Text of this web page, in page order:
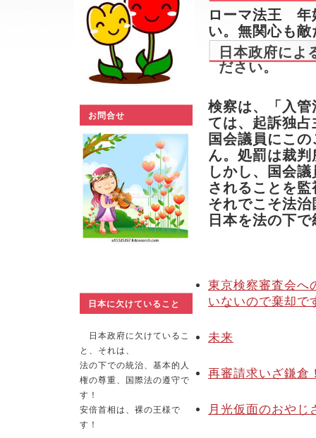
ローマ法王 年
い。無関心も敵
日本政府によ
ださい。
検察は、「入
ては、起訴独
国会議員にこ
ん。処罰は裁
しかし、国会
されることを
それでこそ法
日本を法の下
東京検察審査会へ
いないので棄却で
未来
再審請求いざ鎌倉
月光仮面のおやじ
お問合せ
日本に欠けていること
日本政府に欠けているこ
と、それは、
法の下での統治、基本的人
権の尊重、国際法の遵守で
す！
安倍首相は、裸の王様で
す！